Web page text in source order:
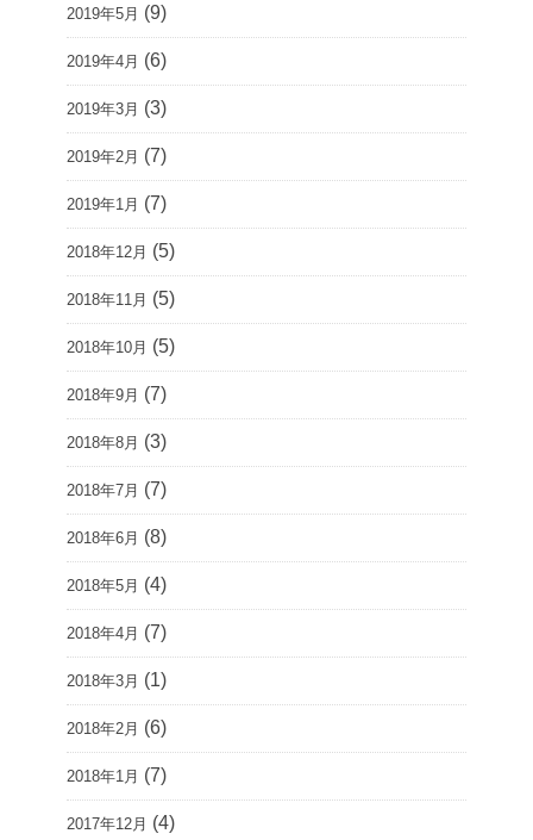
2019年5月 (9)
2019年4月 (6)
2019年3月 (3)
2019年2月 (7)
2019年1月 (7)
2018年12月 (5)
2018年11月 (5)
2018年10月 (5)
2018年9月 (7)
2018年8月 (3)
2018年7月 (7)
2018年6月 (8)
2018年5月 (4)
2018年4月 (7)
2018年3月 (1)
2018年2月 (6)
2018年1月 (7)
2017年12月 (4)